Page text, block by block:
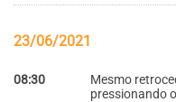
23/06/2021
08:30
Mesmo
pressionando